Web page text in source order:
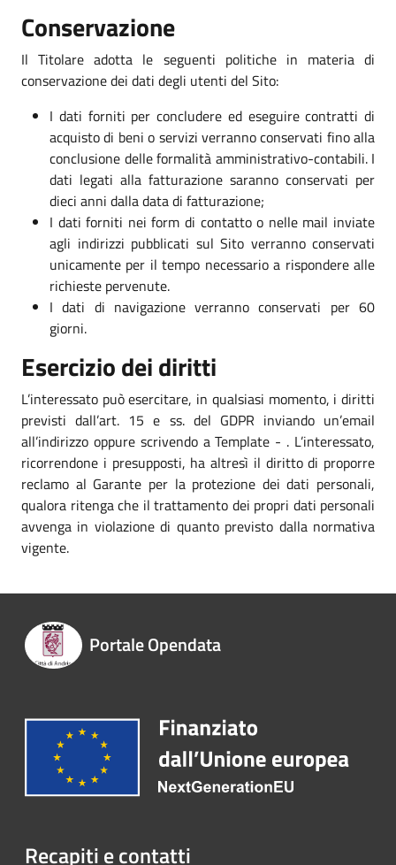
Conservazione
Il Titolare adotta le seguenti politiche in materia di
conservazione dei dati degli utenti del Sito:
I dati forniti per concludere ed eseguire contratti di
acquisto di beni o servizi verranno conservati fino alla
conclusione delle formalità amministrativo-contabili. I
dati legati alla fatturazione saranno conservati per
dieci anni dalla data di fatturazione;
I dati forniti nei form di contatto o nelle mail inviate
agli indirizzi pubblicati sul Sito verranno conservati
unicamente per il tempo necessario a rispondere alle
richieste pervenute.
I dati di navigazione verranno conservati per 60
giorni.
Esercizio dei diritti
L’interessato può esercitare, in qualsiasi momento, i diritti
previsti dall’art. 15 e ss. del GDPR inviando un’email
all’indirizzo oppure scrivendo a Template - . L’interessato,
ricorrendone i presupposti, ha altresì il diritto di proporre
reclamo al Garante per la protezione dei dati personali,
qualora ritenga che il trattamento dei propri dati personali
avvenga in violazione di quanto previsto dalla normativa
vigente.
Portale Opendata
Recapiti e contatti